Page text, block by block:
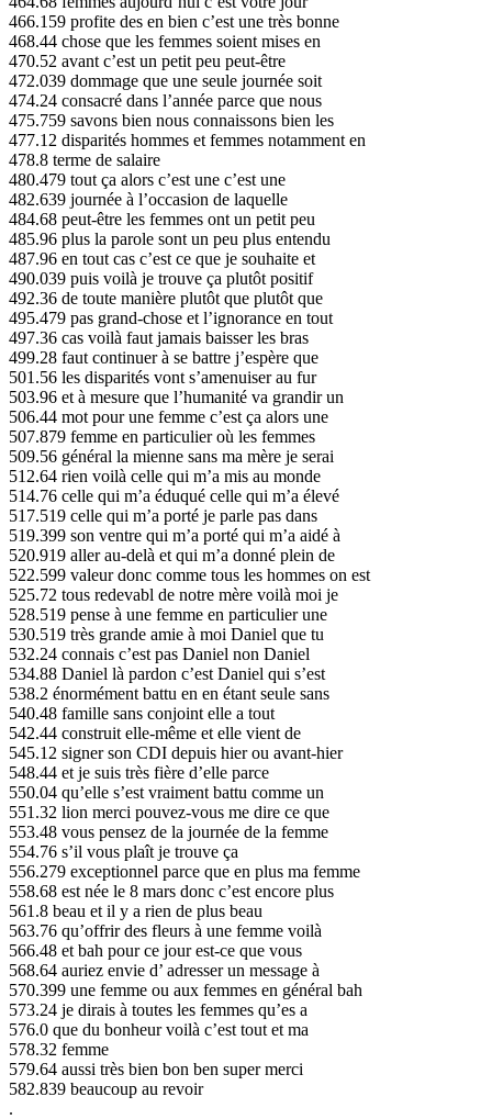
466.159 profite des en bien c’est une très bonne
468.44 chose que les femmes soient mises en
470.52 avant c’est un petit peu peut-être
472.039 dommage que une seule journée soit
474.24 consacré dans l’année parce que nous
475.759 savons bien nous connaissons bien les
477.12 disparités hommes et femmes notamment en
478.8 terme de salaire
480.479 tout ça alors c’est une c’est une
482.639 journée à l’occasion de laquelle
484.68 peut-être les femmes ont un petit peu
485.96 plus la parole sont un peu plus entendu
487.96 en tout cas c’est ce que je souhaite et
490.039 puis voilà je trouve ça plutôt positif
492.36 de toute manière plutôt que plutôt que
495.479 pas grand-chose et l’ignorance en tout
497.36 cas voilà faut jamais baisser les bras
499.28 faut continuer à se battre j’espère que
501.56 les disparités vont s’amenuiser au fur
503.96 et à mesure que l’humanité va grandir un
506.44 mot pour une femme c’est ça alors une
507.879 femme en particulier où les femmes
509.56 général la mienne sans ma mère je serai
512.64 rien voilà celle qui m’a mis au monde
514.76 celle qui m’a éduqué celle qui m’a élevé
517.519 celle qui m’a porté je parle pas dans
519.399 son ventre qui m’a porté qui m’a aidé à
520.919 aller au-delà et qui m’a donné plein de
522.599 valeur donc comme tous les hommes on est
525.72 tous redevabl de notre mère voilà moi je
528.519 pense à une femme en particulier une
530.519 très grande amie à moi Daniel que tu
532.24 connais c’est pas Daniel non Daniel
534.88 Daniel là pardon c’est Daniel qui s’est
538.2 énormément battu en en étant seule sans
540.48 famille sans conjoint elle a tout
542.44 construit elle-même et elle vient de
545.12 signer son CDI depuis hier ou avant-hier
548.44 et je suis très fière d’elle parce
550.04 qu’elle s’est vraiment battu comme un
551.32 lion merci pouvez-vous me dire ce que
553.48 vous pensez de la journée de la femme
554.76 s’il vous plaît je trouve ça
556.279 exceptionnel parce que en plus ma femme
558.68 est née le 8 mars donc c’est encore plus
561.8 beau et il y a rien de plus beau
563.76 qu’offrir des fleurs à une femme voilà
566.48 et bah pour ce jour est-ce que vous
568.64 auriez envie d’ adresser un message à
570.399 une femme ou aux femmes en général bah
573.24 je dirais à toutes les femmes qu’es a
576.0 que du bonheur voilà c’est tout et ma
578.32 femme
579.64 aussi très bien bon ben super merci
582.839 beaucoup au revoir
.